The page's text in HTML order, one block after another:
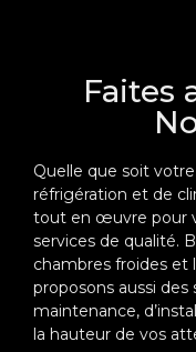
Faites
Quelle que soit
réfrigération et de
tout en œuvre pour
services de qualité.
chambres froides et
proposons aussi
maintenance,
la hauteur de vos